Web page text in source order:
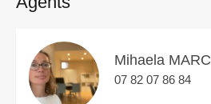
Mihaela MARC
07 82 07 86 84